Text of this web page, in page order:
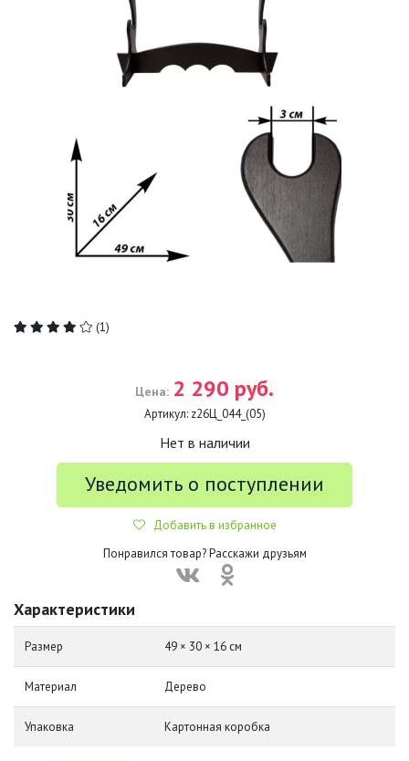
(1)
Цена: 2 290 руб.
Артикул: z26Ц_044_(05)
Нет в наличии
Уведомить о поступлении
Добавить в избранное
Понравился товар? Расскажи друзьям
Характеристики
Размер 49 × 30 × 16 см
Материал Дерево
Упаковка Картонная коробка